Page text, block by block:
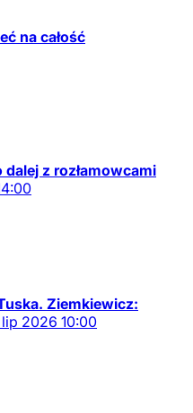
na całość
z rozłamowcami
Ziemkiewicz:
lip 2026 10:00